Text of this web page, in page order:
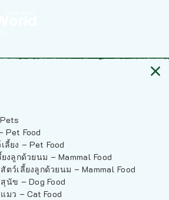
Pet Food
ลี้ยง – Pet Food
งลูกด้วยนม – Mammal Food
ตว์เลี้ยงลูกด้วยนม – Mammal Food
นัข – Dog Food
มว – Cat Food